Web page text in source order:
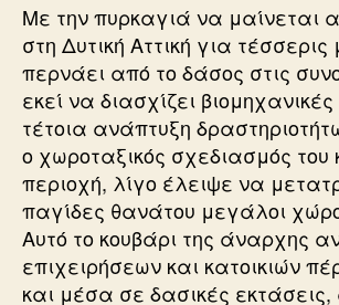
Με την πυρκαγιά να μαίνεται
στη Δυτική Αττική για
περνάει από το δάσος στις
εκεί να διασχίζει
τέτοια ανάπτυξη
ο χωροταξικός σχεδιασμός του
περιοχή, λίγο έλειψε να
παγίδες θανάτου μεγάλοι
Αυτό το κουβάρι της άναρχης
επιχειρήσεων και κατοικιών
και μέσα σε δασικές εκτάσεις,